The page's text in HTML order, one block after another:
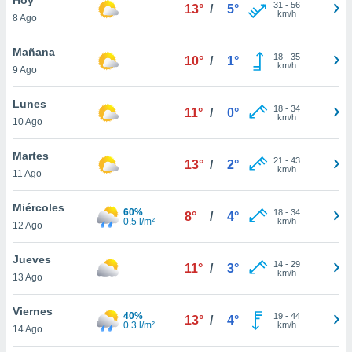
en
más
nuestra
de
cookies
aceptar
8 Ago
13° / 5° 31 - 56
km/h
Mañana
9 Ago
10° / 1° 18- 35
km/h
Lunes
10 Ago
11° / 0° 18- 34
km/h
Martes
11 Ago
13° / 2° 21 - 43
km/h
Miércoles
12 Ago
60%
0.5 l/m²
8° / 4° 18- 34
km/h
Jueves
13 Ago
11° / 3° 14- 29
km/h
Viernes
14 Ago
40%
0.3 l/m²
13° / 4° 19- 44
km/h